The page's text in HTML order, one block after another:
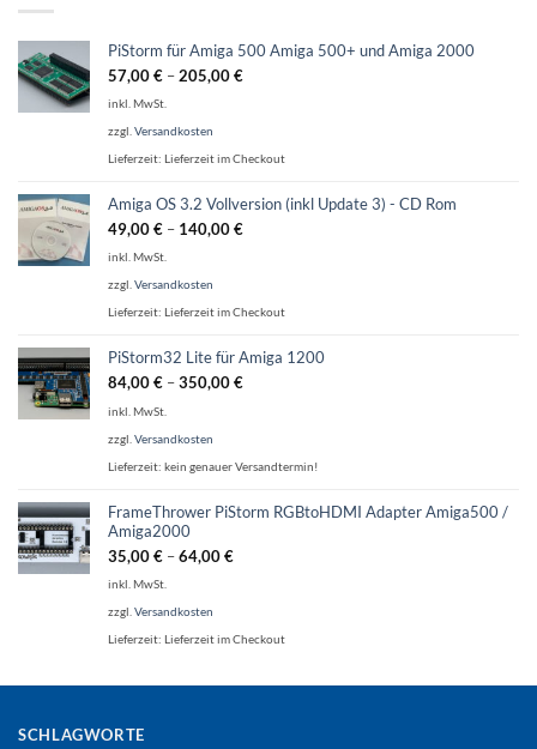
PiStorm für Amiga 500 Amiga 500+ und Amiga 2000
57,00€ –205,00€
inkl. MwSt.
zzgl. Versandkosten
Lieferzeit: Lieferzeit im Checkout
Amiga OS 3.2 Vollversion (inkl Update 3) - CD Rom
49,00€ – 140,00€
inkl. MwSt.
zzgl. Versandkosten
Lieferzeit: Lieferzeit im Checkout
PiStorm32 Lite für Amiga 1200
84,00€ –350,00€
inkl. MwSt.
zzgl. Versandkosten
Lieferzeit: kein genauer Versandtermin!
FrameThrower PiStorm RGBtoHDMI Adapter Amiga500 /
Amiga2000
35,00€ –64,00€
inkl. MwSt.
zzgl. Versandkosten
Lieferzeit: Lieferzeit im Checkout
SCHLAGWORTE